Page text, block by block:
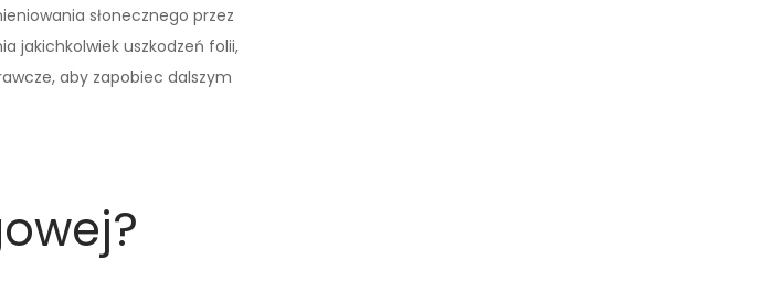
słonecznego przez
jakichkolwiek uszkodzeń folii,
aby zapobiec dalszym